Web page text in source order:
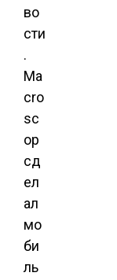
во
сти
.
Ma
cro
sc
op
сд
ел
ал
мо
би
ль